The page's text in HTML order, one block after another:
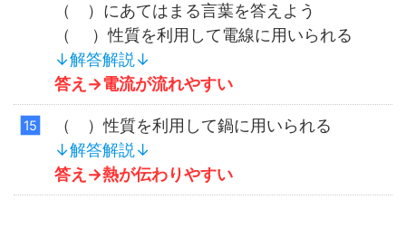
（ ）にあてはまる言葉を答えよう
（ ）性質を利用して電線に用いられる
↓解答解説↓
答え→電流が流れやすい
（ ）性質を利用して鍋に用いられる
↓解答解説↓
答え→熱が伝わりやすい